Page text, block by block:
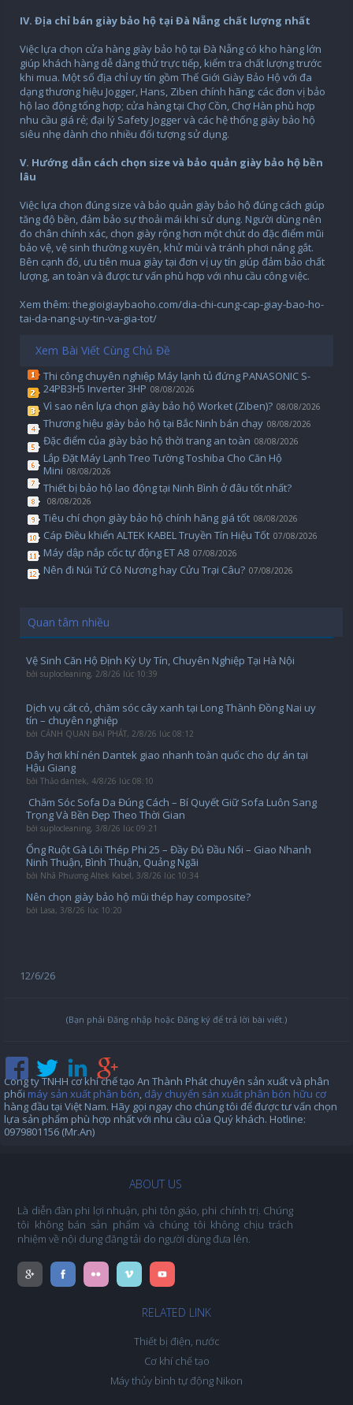
IV. Địa chỉ bán giày bảo hộ tại Đà Nẵng chất lượng nhất
Việc lựa chọn cửa hàng giày bảo hộ tại Đà Nẵng có kho hàng lớn
giúp khách hàng dễ dàng thử trực tiếp, kiểm tra chất lượng trước
khi mua. Một số địa chỉ uy tín gồm Thế Giới Giày Bảo Hộ với đa
dạng thương hiệu Jogger, Hans, Ziben chính hãng; các đơn vị bảo
hộ lao động tổng hợp; cửa hàng tại Chợ Cồn, Chợ Hàn phù hợp
nhu cầu giá rẻ; đại lý Safety Jogger và các hệ thống giày bảo hộ
siêu nhẹ dành cho nhiều đối tượng sử dụng.
V. Hướng dẫn cách chọn size và bảo quản giày bảo hộ bền
lâu
Việc lựa chọn đúng size và bảo quản giày bảo hộ đúng cách giúp
tăng độ bền, đảm bảo sự thoải mái khi sử dụng. Người dùng nên
đo chân chính xác, chọn giày rộng hơn một chút do đặc điểm mũi
bảo vệ, vệ sinh thường xuyên, khử mùi và tránh phơi nắng gắt.
Bên cạnh đó, ưu tiên mua giày tại đơn vị uy tín giúp đảm bảo chất
lượng, an toàn và được tư vấn phù hợp với nhu cầu công việc.
Xem thêm: thegioigiaybaoho.com/dia-chi-cung-cap-giay-bao-ho-
tai-da-nang-uy-tin-va-gia-tot/
Xem Bài Viết Cùng Chủ Đề
Thi công chuyên nghiệp Máy lạnh tủ đứng PANASONIC S-
24PB3H5 Inverter 3HP 08/08/2026
Vì sao nên lựa chọn giày bảo hộ Worket (Ziben)? 08/08/2026
Thương hiệu giày bảo hộ tại Bắc Ninh bán chạy 08/08/2026
Đặc điểm của giày bảo hộ thời trang an toàn 08/08/2026
Lắp Đặt Máy Lạnh Treo Tường Toshiba Cho Căn Hộ
Mini 08/08/2026
Thiết bị bảo hộ lao động tại Ninh Bình ở đâu tốt nhất?
08/08/2026
Tiêu chí chọn giày bảo hộ chính hãng giá tốt 08/08/2026
Cáp Điều khiển ALTEK KABEL Truyền Tín Hiệu Tốt 07/08/2026
Máy dập nắp cốc tự động ET A8 07/08/2026
Nên đi Núi Tứ Cô Nương hay Cửu Trại Câu? 07/08/2026
Quan tâm nhiều
Vệ Sinh Căn Hộ Định Kỳ Uy Tín, Chuyên Nghiệp Tại Hà Nội
bởi suplocleaning, 2/8/26 lúc 10:39
Dịch vụ cắt cỏ, chăm sóc cây xanh tại Long Thành Đồng Nai uy
tín – chuyên nghiệp
bởi CẢNH QUAN ĐẠI PHÁT, 2/8/26 lúc 08:12
Dây hơi khí nén Dantek giao nhanh toàn quốc cho dự án tại
Hậu Giang
bởi Thảo dantek, 4/8/26 lúc 08:10
️ Chăm Sóc Sofa Da Đúng Cách – Bí Quyết Giữ Sofa Luôn Sang
Trọng Và Bền Đẹp Theo Thời Gian
bởi suplocleaning, 3/8/26 lúc 09:21
Ống Ruột Gà Lõi Thép Phi 25 – Đầy Đủ Đầu Nối – Giao Nhanh
Ninh Thuận, Bình Thuận, Quảng Ngãi
bởi Nhã Phương Altek Kabel, 3/8/26 lúc 10:34
Nên chọn giày bảo hộ mũi thép hay composite?
bởi Lasa, 3/8/26 lúc 10:20
12/6/26
(Bạn phải Đăng nhập hoặc Đăng ký để trả lời bài viết.)
Công ty TNHH cơ khí chế tạo An Thành Phát chuyên sản xuất và phân
phối máy sản xuất phân bón, dây chuyển sản xuất phân bón hữu cơ
hàng đầu tại Việt Nam. Hãy gọi ngay cho chúng tôi để được tư vấn chọn
lựa sản phẩm phù hợp nhất với nhu cầu của Quý khách. Hotline:
0979801156 (Mr.An)
ABOUT US
Là diễn đàn phi lợi nhuận, phi tôn giáo, phi chính trị. Chúng
tôi không bán sản phẩm và chúng tôi không chịu trách
nhiệm về nội dung đăng tải do người dùng đưa lên.
RELATED LINK
Thiết bị điện, nước
Cơ khí chế tạo
Máy thủy bình tự động Nikon